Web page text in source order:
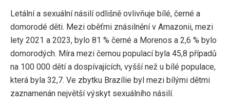
Letální a sexuální násilí odlišně ovlivňuje bílé, černé a
domorodé děti. Mezi oběťmi znásilnění v Amazonii, mezi
lety 2021 a 2023, bylo 81 % černé a Morenos a 2,6 % bylo
domorodých. Míra mezi černou populací byla 45,8 případů
na 100 000 dětí a dospívajících, vyšší než u bílé populace,
která byla 32,7. Ve zbytku Brazílie byl mezi bílými dětmi
zaznamenán největší výskyt sexuálního násilí.